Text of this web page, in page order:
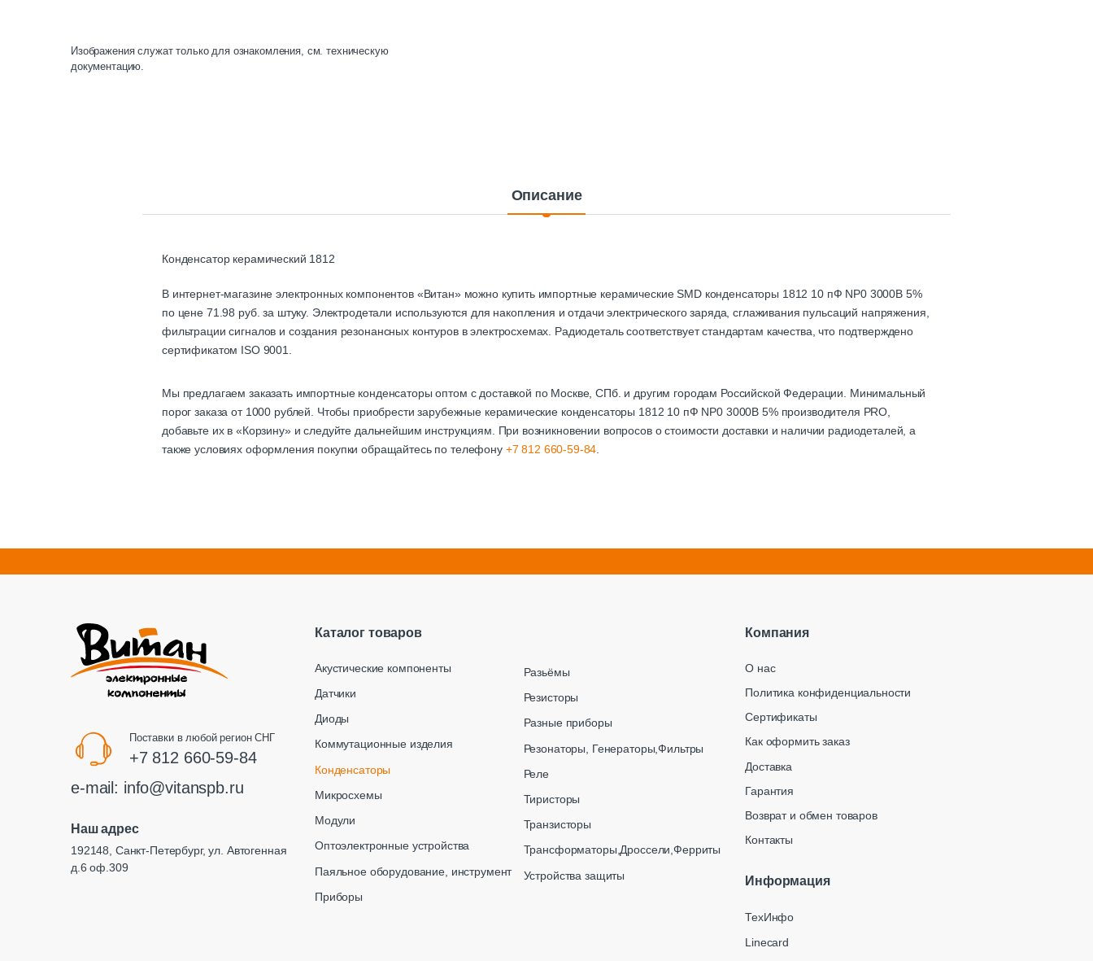
Изображения служат только для ознакомления, см. техническую
документацию.
Описание
Конденсатор керамический 1812
В интернет-магазине электронных компонентов «Витан» можно купить импортные керамические SMD конденсаторы 1812 10 пФ NP0 3000В 5%
по цене 71.98 руб. за штуку. Электродетали используются для накопления и отдачи электрического заряда, сглаживания пульсаций напряжения,
фильтрации сигналов и создания резонансных контуров в электросхемах. Радиодеталь соответствует стандартам качества, что подтверждено
сертификатом ISO 9001.
Мы предлагаем заказать импортные конденсаторы оптом с доставкой по Москве, СПб. и другим городам Российской Федерации. Минимальный
порог заказа от 1000 рублей. Чтобы приобрести зарубежные керамические конденсаторы 1812 10 пФ NP0 3000В 5% производителя PRO,
добавьте их в «Корзину» и следуйте дальнейшим инструкциям. При возникновении вопросов о стоимости доставки и наличии радиодеталей, а
также условиях оформления покупки обращайтесь по телефону +7 812 660-59-84
Поставки в любой регион СНГ
+7 812 660-59-84
e-mail: info@vitanspb.ru
Наш адрес
192148, Санкт-Петербург, ул. Автогенная
д.6 оф.309
Каталог товаров
Акустические компоненты
Датчики
Диоды
Коммутационные изделия
Конденсаторы
Микросхемы
Модули
Оптоэлектронные устройства
Паяльное оборудование, инструмент
Приборы
Разьёмы
Резисторы
Разные приборы
Резонаторы, Генераторы,Фильтры
Реле
Тиристоры
Транзисторы
Трансформаторы,Дроссели,Ферриты
Устройства защиты
Компания
О нас
Политика конфиденциальности
Сертификаты
Как оформить заказ
Доставка
Гарантия
Возврат и обмен товаров
Контакты
Информация
ТехИнфо
Linecard